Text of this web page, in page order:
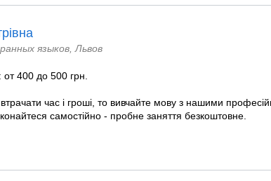
языков, Львов
400 до 500 грн.
час і гроші, то вивчайте мову з нашими
самостійно - пробне заняття безкоштовне.